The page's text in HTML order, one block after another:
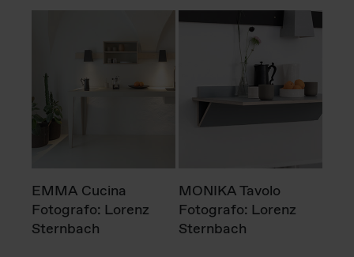
EMMA Cucina
Fotografo: Lorenz
Sternbach
MONIKA Tavolo
Fotografo: Lorenz
Sternbach